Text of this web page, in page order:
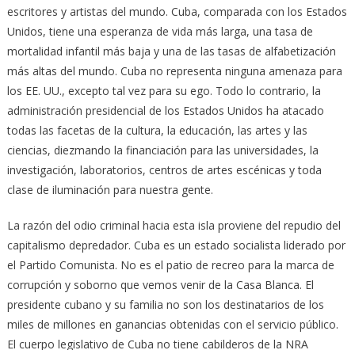
escritores y artistas del mundo. Cuba, comparada con los Estados
Unidos, tiene una esperanza de vida más larga, una tasa de
mortalidad infantil más baja y una de las tasas de alfabetización
más altas del mundo. Cuba no representa ninguna amenaza para
los EE. UU., excepto tal vez para su ego. Todo lo contrario, la
administración presidencial de los Estados Unidos ha atacado
todas las facetas de la cultura, la educación, las artes y las
ciencias, diezmando la financiación para las universidades, la
investigación, laboratorios, centros de artes escénicas y toda
clase de iluminación para nuestra gente.
La razón del odio criminal hacia esta isla proviene del repudio del
capitalismo depredador. Cuba es un estado socialista liderado por
el Partido Comunista. No es el patio de recreo para la marca de
corrupción y soborno que vemos venir de la Casa Blanca. El
presidente cubano y su familia no son los destinatarios de los
miles de millones en ganancias obtenidas con el servicio público.
El cuerpo legislativo de Cuba no tiene cabilderos de la NRA